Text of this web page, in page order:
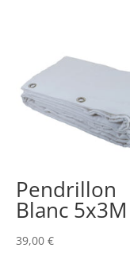
Pendrillon
Blanc 5x3M
39,00 €